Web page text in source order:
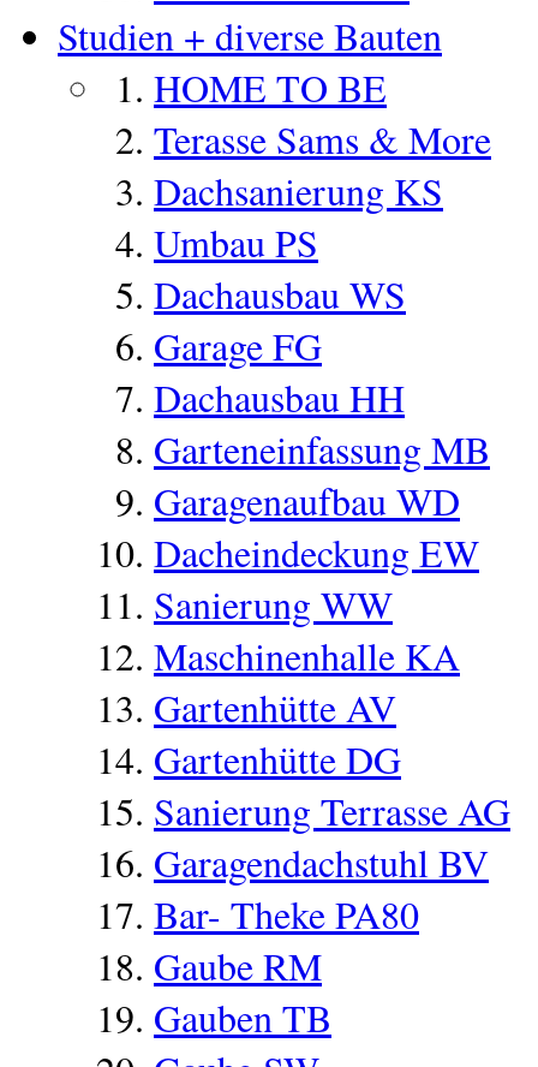
Studien + diverse Bauten
HOME TO BE
Terasse Sams & More
Dachsanierung KS
Umbau PS
Dachausbau WS
Garage FG
Dachausbau HH
Garteneinfassung MB
Garagenaufbau WD
Dacheindeckung EW
Sanierung WW
Maschinenhalle KA
Gartenhütte AV
Gartenhütte DG
Sanierung Terrasse AG
Garagendachstuhl BV
Bar- Theke PA80
Gaube RM
Gauben TB